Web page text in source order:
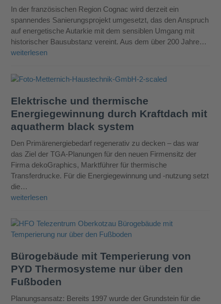
In der französischen Region Cognac wird derzeit ein
spannendes Sanierungsprojekt umgesetzt, das den Anspruch
auf energetische Autarkie mit dem sensiblen Umgang mit
historischer Bausubstanz vereint. Aus dem über 200 Jahre…
weiterlesen
Elektrische und thermische
Energiegewinnung durch Kraftdach mit
aquatherm black system
Den Primärenergiebedarf regenerativ zu decken – das war
das Ziel der TGA-Planungen für den neuen Firmensitz der
Firma dekoGraphics, Marktführer für thermische
Transferdrucke. Für die Energiegewinnung und -nutzung setzt
die…
weiterlesen
Bürogebäude mit Temperierung von
PYD Thermosysteme nur über den
Fußboden
Planungsansatz: Bereits 1997 wurde der Grundstein für die